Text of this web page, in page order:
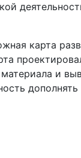
карта
и